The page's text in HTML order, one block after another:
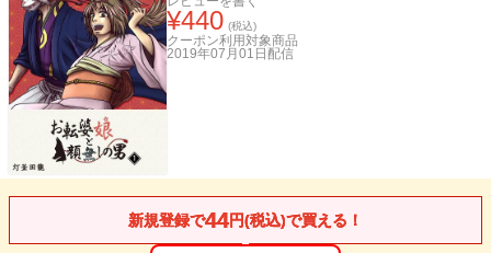
¥440 (税込)
クーポン利用対象商品
2019年07月01日 配信
新規登録で44円(税込)で買える！